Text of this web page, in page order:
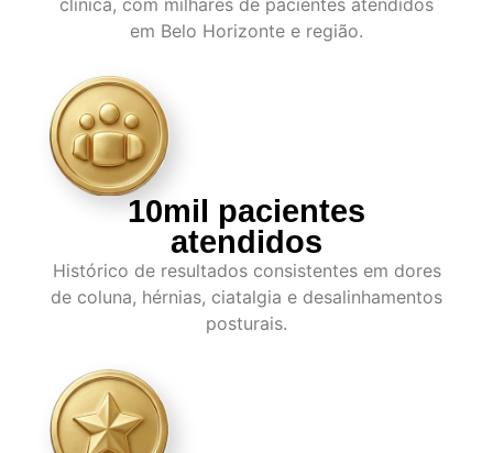
clínica, com milhares de pacientes atendidos
em Belo Horizonte e região.
10mil pacientes
atendidos
Histórico de resultados consistentes em dores
de coluna, hérnias, ciatalgia e desalinhamentos
posturais.